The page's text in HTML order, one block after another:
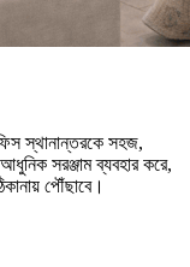
স্থানান্তরকে সহজ,
সরঞ্জাম ব্যবহার করে,
পৌঁছাবে।